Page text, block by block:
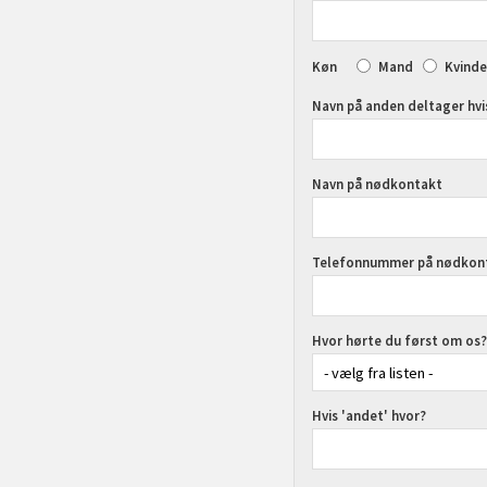
Køn Mand Kvinde
Navn på anden deltager
Navn på nødkontakt
Telefonnummer på
Hvor hørte du først om os?
Hvis 'andet' hvor?